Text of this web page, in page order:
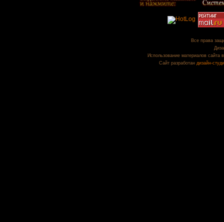
Все права
Использование материалов сайта
Сайт разработан дизайн-